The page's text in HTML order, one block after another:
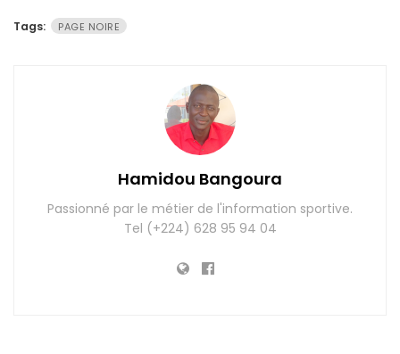
Tags: PAGE NOIRE
Hamidou Bangoura
Passionné par le métier de l'information sportive.
Tel (+224) 628 95 94 04